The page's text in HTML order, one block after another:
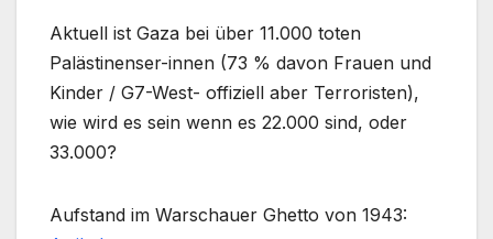
Aktuell ist Gaza bei über 11.000 toten
Palästinenser-innen (73 % davon Frauen und
Kinder / G7-West- offiziell aber Terroristen),
wie wird es sein wenn es 22.000 sind, oder
33.000?
Aufstand im Warschauer Ghetto von 1943: